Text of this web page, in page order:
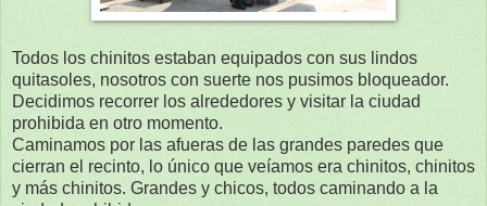
Todos los chinitos estaban equipados con sus lindos
quitasoles, nosotros con suerte nos pusimos bloqueador.
Decidimos recorrer los alrededores y visitar la ciudad
prohibida en otro momento.
Caminamos por las afueras de las grandes paredes que
cierran el recinto, lo único que veíamos era chinitos, chinitos
y más chinitos. Grandes y chicos, todos caminando a la